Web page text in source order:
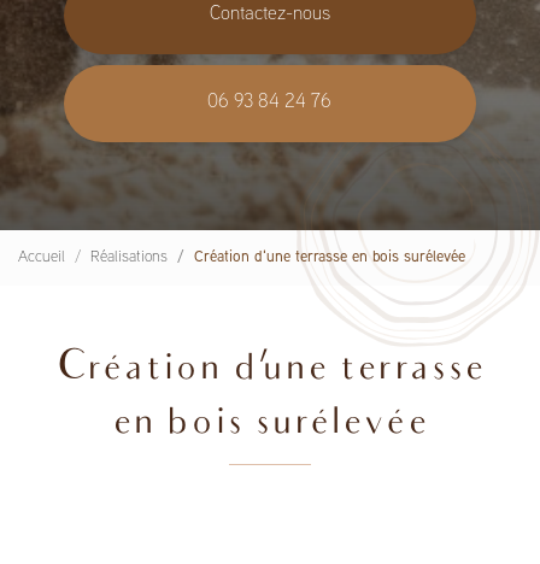
Contactez-nous
06 93 84 24 76
Accueil Réalisations Création d'une terrasse en bois surélevée
Création d'une terrasse
en bois surélevée